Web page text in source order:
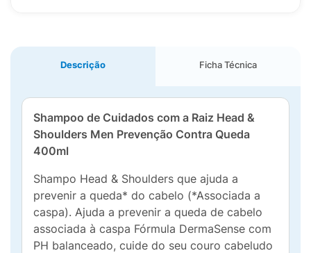
Descrição Ficha Técnica
Shampoo de Cuidados com a Raiz Head &
Shoulders Men Prevenção Contra Queda
400ml
Shampo Head & Shoulders que ajuda a
prevenir a queda* do cabelo (*Associada a
caspa). Ajuda a prevenir a queda de cabelo
associada à caspa Fórmula DermaSense com
PH balanceado, cuide do seu couro cabeludo